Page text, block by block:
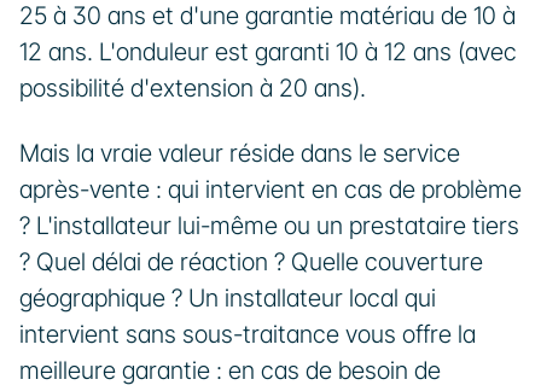
25 à 30 ans et d'une garantie matériau de 10 à
12 ans. L'onduleur est garanti 10 à 12 ans (avec
possibilité d'extension à 20 ans).
Mais la vraie valeur réside dans le service
après-vente : qui intervient en cas de problème
? L'installateur lui-même ou un prestataire tiers
? Quel délai de réaction ? Quelle couverture
géographique ? Un installateur local qui
intervient sans sous-traitance vous offre la
meilleure garantie : en cas de besoin de